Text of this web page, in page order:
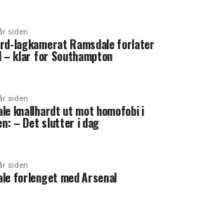
siden
lagkamerat Ramsdale forlater
– klar for Southampton
siden
knallhardt ut mot homofobi i
– Det slutter i dag
siden
forlenget med Arsenal